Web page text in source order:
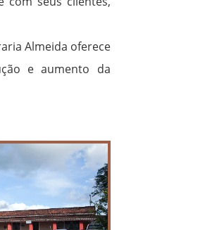
Almeida oferece
e aumento da